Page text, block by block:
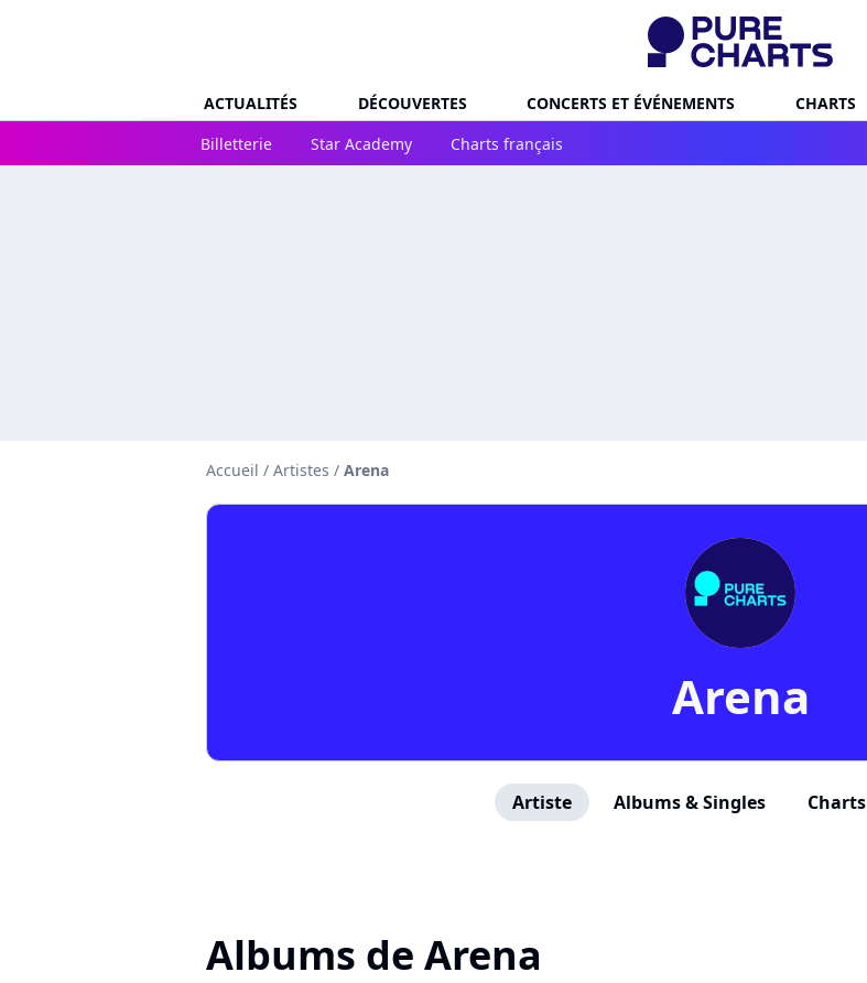
ACTUALITÉS DÉCOUVERTES CONCERTS ET ÉVÉNEMENTS CHARTS
Billetterie
Star Academy Charts français
Accueil / Artistes / Arena
Arena
Artiste Albums & Singles Charts
Albums de Arena